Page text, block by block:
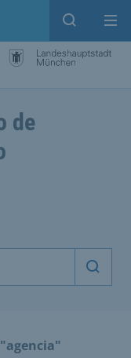
Open
de